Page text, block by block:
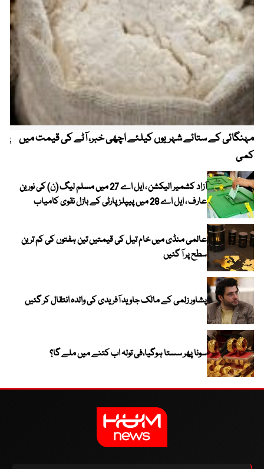
مہنگائی کے ستائے شہریوں کیلئے اچھی خبر، آٹے کی قیمت میں
کمی
آزاد کشمیر الیکشن ، ایل اے 27 میں مسلم لیگ (ن) کی نورین
عارف ، ایل اے 28 میں پیپلز پارٹی کے بازل نقوی کامیاب
عالمی منڈی میں خام تیل کی قیمتیں تین ہفتوں کی کم ترین
سطح پر آ گئیں
پشاور زلمی کے مالک جاوید آفریدی کی والدہ انتقال کر گئیں
سونا پھر سستا ہوگیا،فی تولہ اب کتنے میں ملے گا؟